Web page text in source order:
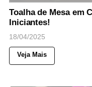
Toalha de Mesa em
Iniciantes!
18/04/2025
Veja Mais